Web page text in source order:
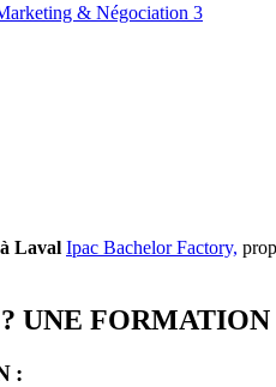
& Négociation 3
Laval Ipac Bachelor Factory,
UNE FORMATION
: